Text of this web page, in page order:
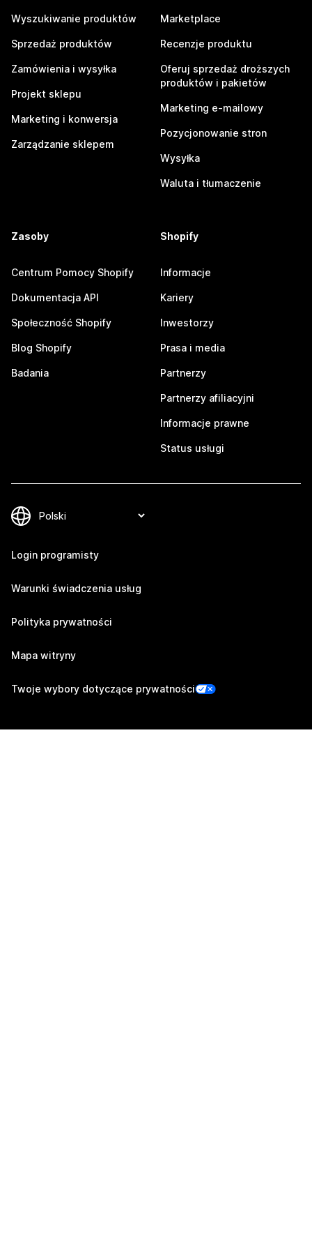
Wyszukiwanie produktów
Sprzedaż produktów
Zamówienia i wysyłka
Projekt sklepu
Marketing i konwersja
Zarządzanie sklepem
Marketplace
Recenzje produktu
Oferuj sprzedaż droższych
produktów i pakietów
Marketing e-mailowy
Pozycjonowanie stron
Wysyłka
Waluta i tłumaczenie
Zasoby
Centrum Pomocy Shopify
Dokumentacja API
Społeczność Shopify
Blog Shopify
Badania
Shopify
Informacje
Kariery
Inwestorzy
Prasa i media
Partnerzy
Partnerzy afiliacyjni
Informacje prawne
Status usługi
Login programisty
Warunki świadczenia usług
Polityka prywatności
Mapa witryny
Twoje wybory dotyczące prywatności